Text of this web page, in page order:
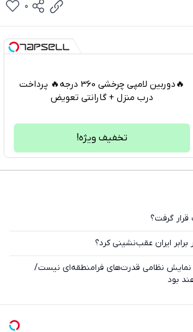
تلگرام
فیسبوک
0
🔥دوربین لامپی چرخشی 360 درجه🔥 پرداخت
درب منزل + گارانتی تعویض
تخفیف ویژه!
گرفت؟
ایران عقب‌نشینی کرد؟
نمایش نظامی قدرت‌های فرامنطقه‌ای نیست/
بود